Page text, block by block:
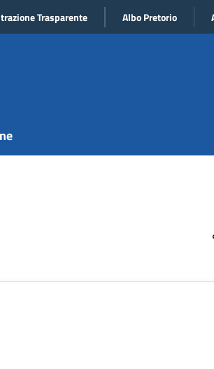
Trasparente Albo Pretorio